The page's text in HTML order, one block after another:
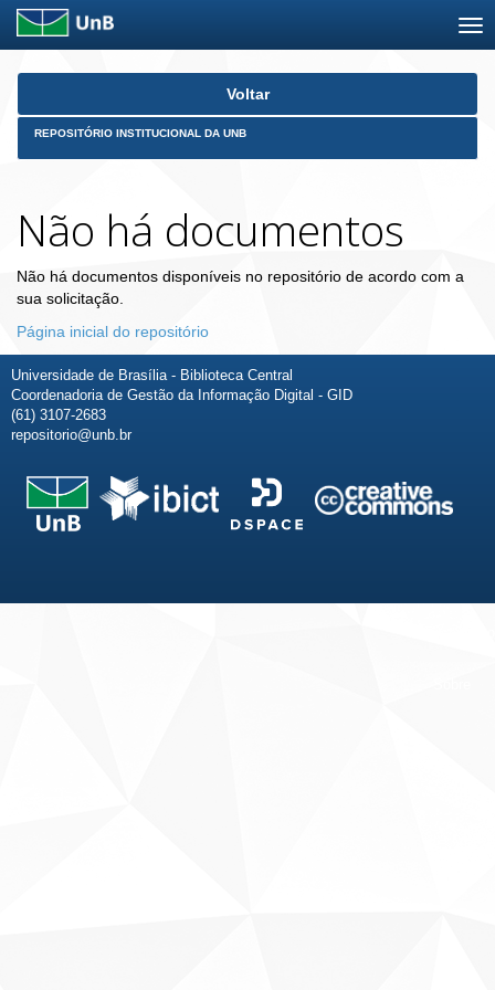
Skip
Voltar
REPOSITÓRIO INSTITUCIONAL DA UNB
Não há documentos
Não há documentos disponíveis no repositório de acordo com a
sua solicitação.
Página inicial do repositório
Universidade de Brasília - Biblioteca Central
Coordenadoria de Gestão da Informação Digital - GID
(61) 3107-2683
repositorio@unb.br